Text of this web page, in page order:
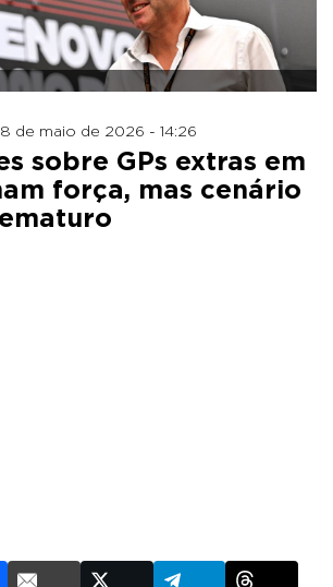
8 de maio de 2026 - 14:26
sobre GPs extras em
força, mas cenário